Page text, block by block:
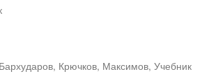
Бархударов, Крючков, Максимов, Учебник